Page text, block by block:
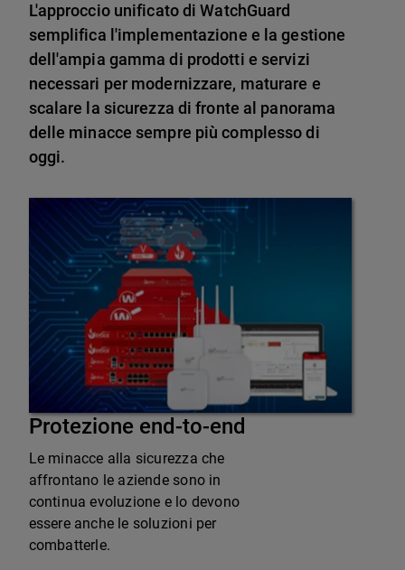
L'approccio unificato di WatchGuard
semplifica l'implementazione e la gestione
dell'ampia gamma di prodotti e servizi
necessari per modernizzare, maturare e
scalare la sicurezza di fronte al panorama
delle minacce sempre più complesso di
oggi.
Protezione end-to-end
Le minacce alla sicurezza che
affrontano le aziende sono in
continua evoluzione e lo devono
essere anche le soluzioni per
combatterle.